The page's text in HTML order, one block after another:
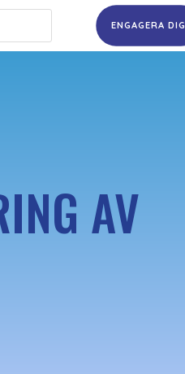
ENGAGERA DIG
AV